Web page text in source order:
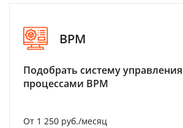
BPM
Подобрать систему
процессами BPM
От 1 250 руб./месяц